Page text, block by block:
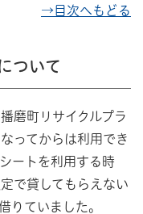
→目次へもどる
ついて
磨町リサイクルプラ
ってからは利用でき
ートを利用する時
で貸してもらえない
りていました。